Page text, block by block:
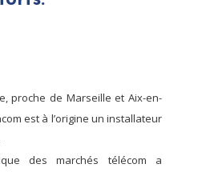
proche de Marseille et Aix-en-
est à l’origine un installateur
des marchés télécom a